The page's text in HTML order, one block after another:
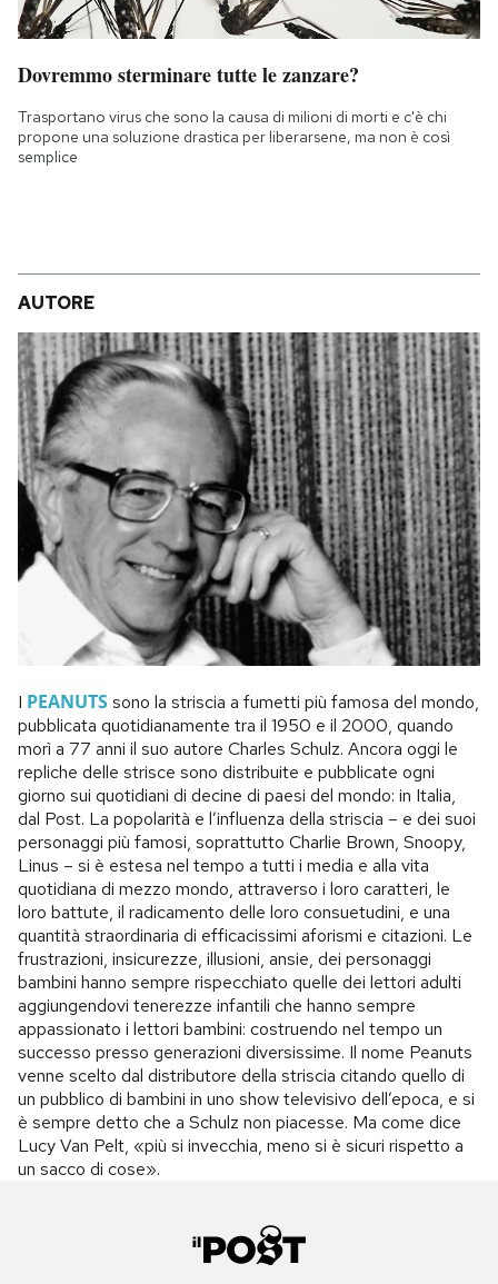
Dovremmo sterminare tutte le zanzare?
Trasportano virus che sono la causa di milioni di morti e c'è chi
propone una soluzione drastica per liberarsene, ma non è così
semplice
AUTORE
I PEANUTSsono la striscia a fumetti più famosa del mondo,
pubblicata quotidianamente tra il 1950 e il 2000, quando
morì a 77 anni il suo autore Charles Schulz. Ancora oggi le
repliche delle strisce sono distribuite e pubblicate ogni
giorno sui quotidiani di decine di paesi del mondo: in Italia,
dal Post. La popolarità e l’influenza della striscia – e dei suoi
personaggi più famosi, soprattutto Charlie Brown, Snoopy,
Linus – si è estesa nel tempo a tutti i media e alla vita
quotidiana di mezzo mondo, attraverso i loro caratteri, le
loro battute, il radicamento delle loro consuetudini, e una
quantità straordinaria di efficacissimi aforismi e citazioni. Le
frustrazioni, insicurezze, illusioni, ansie, dei personaggi
bambini hanno sempre rispecchiato quelle dei lettori adulti
aggiungendovi tenerezze infantili che hanno sempre
appassionato i lettori bambini: costruendo nel tempo un
successo presso generazioni diversissime. Il nome Peanuts
venne scelto dal distributore della striscia citando quello di
un pubblico di bambini in uno show televisivo dell’epoca, e si
è sempre detto che a Schulz non piacesse. Ma come dice
Lucy Van Pelt, «più si invecchia, meno si è sicuri rispetto a
un sacco di cose».